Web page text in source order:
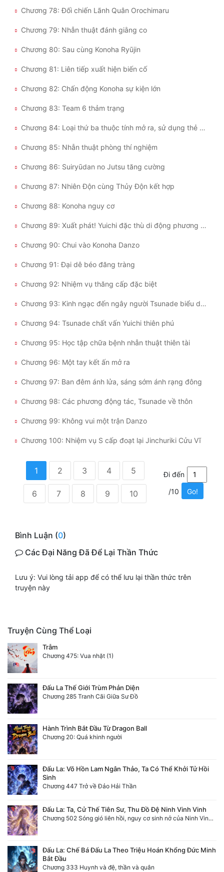
Chương 78: Đối chiến Lãnh Quân Orochimaru
Chương 79: Nhẫn thuật đánh giằng co
Chương 80: Sau cùng Konoha Ryūjin
Chương 81: Liên tiếp xuất hiện biến cố
Chương 82: Chấn động Konoha sự kiện lớn
Chương 83: Team 6 thảm trạng
Chương 84: Loại thứ ba thuộc tính mở ra, sử dụng thẻ cường hóa
Chương 85: Nhẫn thuật phòng thí nghiệm
Chương 86: Suiryūdan no Jutsu tăng cường
Chương 87: Nhiên Độn cùng Thủy Độn kết hợp
Chương 88: Konoha nguy cơ
Chương 89: Xuất phát! Yuichi đặc thù di động phương thức
Chương 90: Chui vào Konoha Danzo
Chương 91: Đại dê béo đăng tràng
Chương 92: Nhiệm vụ thăng cấp đặc biệt
Chương 93: Kinh ngạc đến ngây người Tsunade biểu diễn
Chương 94: Tsunade chất vấn Yuichi thiên phú
Chương 95: Học tập chữa bệnh nhẫn thuật thiên tài
Chương 96: Một tay kết ấn mở ra
Chương 97: Ban đêm ánh lửa, sáng sớm ánh rạng đông
Chương 98: Các phương động tác, Tsunade về thôn
Chương 99: Không vui một trận Danzo
Chương 100: Nhiệm vụ S cấp đoạt lại Jinchuriki Cửu Vĩ
1 2 3 4 5
6 7 8 9 10
Đi đến
/10
Go!
Bình Luận (0)
Các Đại Năng Đã Để Lại Thần Thức
Lưu ý: Vui lòng tải app để có thể lưu lại thần thức trên
truyện này
Truyện Cùng Thể Loại
Trẫm
Chương 475: Vua nhặt (1)
Đấu La Thế Giới Trùm Phản Diện
Chương 285 Tranh Cãi Giữa Sư Đồ
Hành Trình Bắt Đầu Từ Dragon Ball
Chương 20: Quá khinh người
Đấu La: Võ Hồn Lam Ngân Thảo, Ta Có Thể Khởi Tử Hồi
Sinh
Chương 447 Trở về Đảo Hải Thần
Đấu La: Ta, Cử Thế Tiên Sư, Thu Đồ Đệ Ninh Vinh Vinh
Chương 502 Sóng gió liên hồi, nguy cơ sinh nở của Ninh Vinh Vinh [HẾT]
Đấu La: Chế Bá Đấu La Theo Triệu Hoán Khổng Đức Minh
Bắt Đầu
Chương 333 Huynh và đệ, thần và quân